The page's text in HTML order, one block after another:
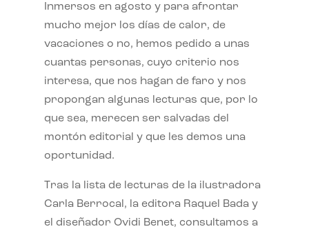
Inmersos en agosto y para afrontar
mucho mejor los días de calor, de
vacaciones o no, hemos pedido a unas
cuantas personas, cuyo criterio nos
interesa, que nos hagan de faro y nos
propongan algunas lecturas que, por lo
que sea, merecen ser salvadas del
montón editorial y que les demos una
oportunidad.
Tras la lista de lecturas de la ilustradora
Carla Berrocal, la editora Raquel Bada y
el diseñador Ovidi Benet, consultamos a